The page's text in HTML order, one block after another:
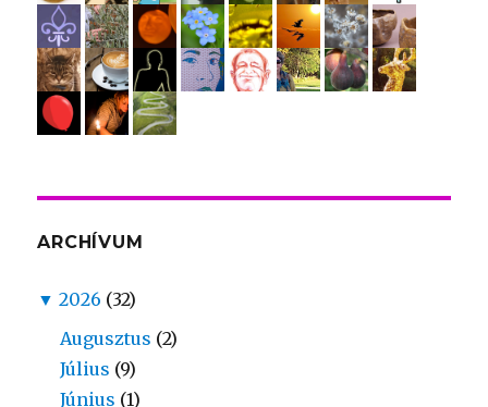
ARCHÍVUM
▼ 2026 (32)
Augusztus (2)
Július (9)
Június (1)